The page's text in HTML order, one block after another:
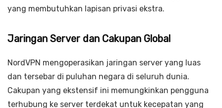
yang membutuhkan lapisan privasi ekstra.
Jaringan Server dan Cakupan Global
NordVPN mengoperasikan jaringan server yang luas
dan tersebar di puluhan negara di seluruh dunia.
Cakupan yang ekstensif ini memungkinkan pengguna
terhubung ke server terdekat untuk kecepatan yang